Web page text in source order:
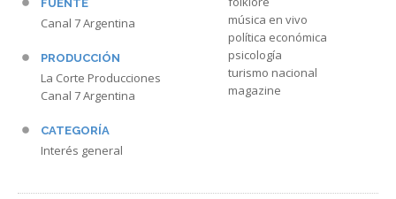
FUENTE
Canal 7 Argentina
PRODUCCIÓN
La Corte Producciones
Canal 7 Argentina
CATEGORÍA
Interés general
música en vivo
política económica
psicología
turismo nacional
magazine